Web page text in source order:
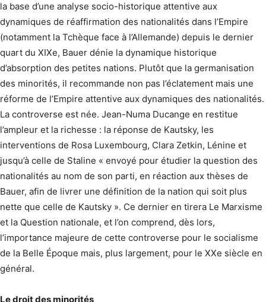
la base d’une analyse socio-historique attentive aux
dynamiques de réaffirmation des nationalités dans l’Empire
(notamment la Tchèque face à l’Allemande) depuis le dernier
quart du XIXe, Bauer dénie la dynamique historique
d’absorption des petites nations. Plutôt que la germanisation
des minorités, il recommande non pas l’éclatement mais une
réforme de l’Empire attentive aux dynamiques des nationalités.
La controverse est née. Jean-Numa Ducange en restitue
l’ampleur et la richesse : la réponse de Kautsky, les
interventions de Rosa Luxembourg, Clara Zetkin, Lénine et
jusqu’à celle de Staline « envoyé pour étudier la question des
nationalités au nom de son parti, en réaction aux thèses de
Bauer, afin de livrer une définition de la nation qui soit plus
nette que celle de Kautsky ». Ce dernier en tirera Le Marxisme
et la Question nationale, et l’on comprend, dès lors,
l’importance majeure de cette controverse pour le socialisme
de la Belle Époque mais, plus largement, pour le XXe siècle en
général.
Le droit des minorités